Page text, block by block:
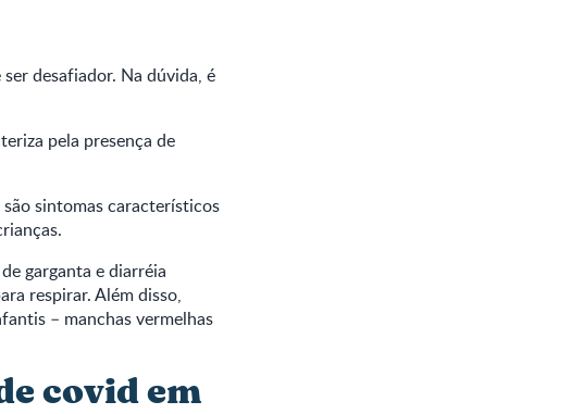
desafiador. Na dúvida, é
pela presença de
sintomas característicos
garganta e diarréia
respirar. Além disso,
– manchas vermelhas
covid em